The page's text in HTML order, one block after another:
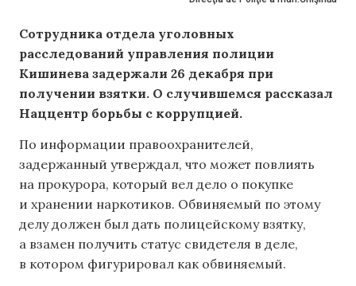
Сотрудника отдела уголовных
расследований управления полиции
Кишинева задержали 26 декабря при
получении взятки. О случившемся рассказал
Наццентр борьбы с коррупцией.
По информации правоохранителей,
задержанный утверждал, что может повлиять
на прокурора, который вел дело о покупке
и хранении наркотиков. Обвиняемый по этому
делу должен был дать полицейскому взятку,
а взамен получить статус свидетеля в деле,
в котором фигурировал как обвиняемый.